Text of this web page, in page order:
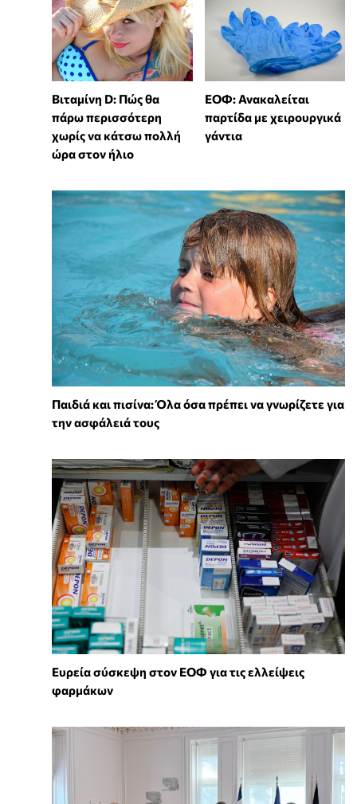
Βιταμίνη D: Πώς θα
πάρω περισσότερη
χωρίς να κάτσω πολλή
ώρα στον ήλιο
ΕΟΦ: Ανακαλείται
παρτίδα με χειρουργικά
γάντια
Παιδιά και πισίνα: Όλα όσα πρέπει να γνωρίζετε για
την ασφάλειά τους
Ευρεία σύσκεψη στον ΕΟΦ για τις ελλείψεις
φαρμάκων